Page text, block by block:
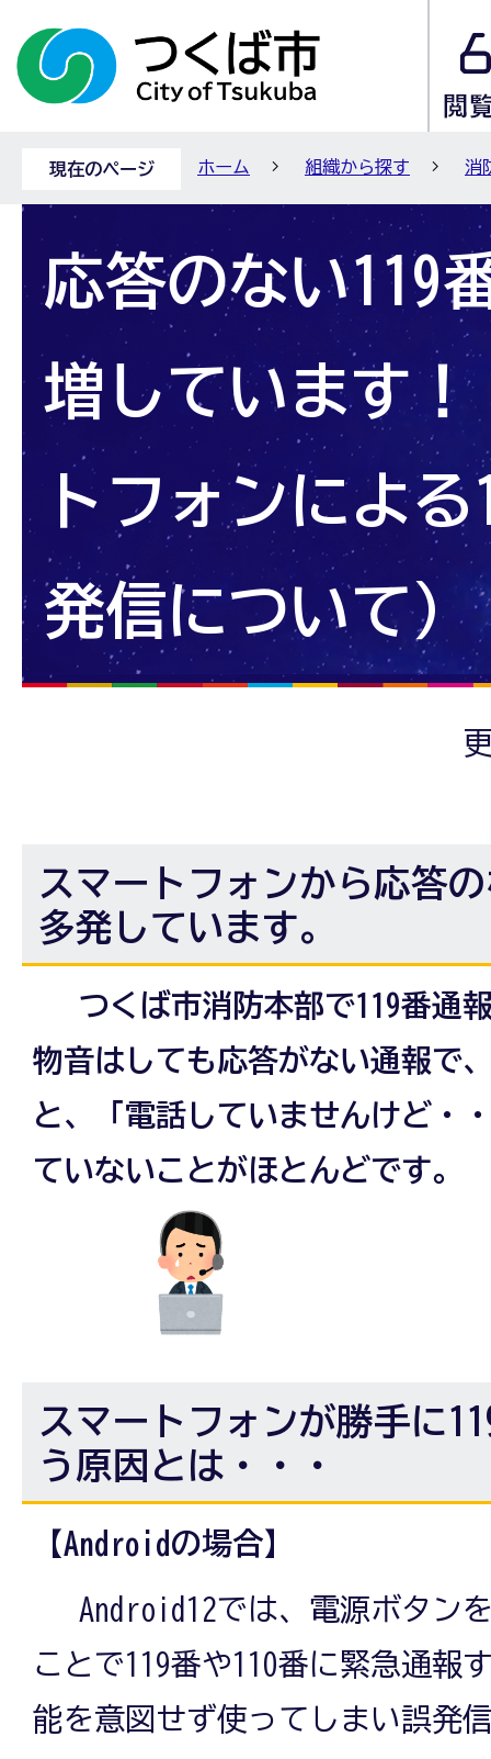
現在のページ ホーム 組織から探す 消
応答のない119
増しています！
トフォンによ
発信について）
スマートフォンから応答
多発しています。
つくば市消防本部で119番通
物音はしても応答がない通報で
と、「電話していませんけど・
ていないことがほとんどです。
スマートフォンが勝手に
う原因とは・・・
【Androidの場合】
Android12では、電源ボタン
ことで119番や110番に緊急通報
能を意図せず使ってしまい誤発